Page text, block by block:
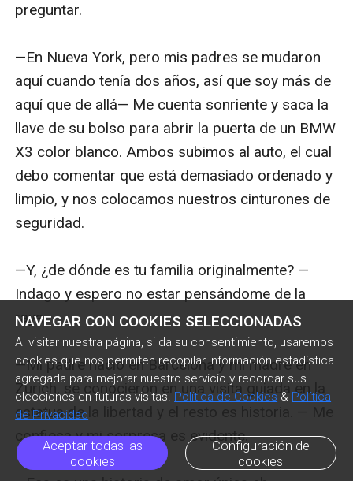
NAVEGAR CON COOKIES SELECCIONADAS
Al visitar nuestra página, si da su consentimiento, usaremos
cookies que nos permiten recopilar información estadística
agregada para mejorar nuestro servicio y recordar sus
elecciones en futuras visitas. Política de Cookies & Política
de Privacidad
Aceptar todas las
cookies
Configuración de
cookies
preguntar.
—En Nueva York, pero mis padres se mudaron
aquí cuando tenía dos años, así que soy más de
aquí que de allá— Me cuenta sonriente y saca la
llave de su bolso para abrir la puerta de un BMW
X3 color blanco. Ambos subimos al auto, el cual
debo comentar que está demasiado ordenado y
limpio, y nos colocamos nuestros cinturones de
seguridad.
—Y, ¿de dónde es tu familia originalmente? —
Indago y espero no estar pensándome de la
raya.
—Mi padre nació en Barcelona y mi madre en
Zurich, se conocieron en una visita guiada en la
estatua de la libertad y el resto es historia. — Me
confiesa y mi sorpresa es evidente.